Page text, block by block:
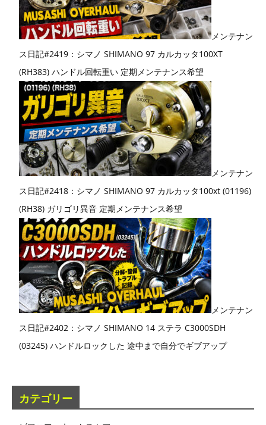
メンテナン
ス日記#2419：シマノ SHIMANO 97 カルカッタ100XT
(RH383) ハンドル回転重い 定期メンテナンス希望
メンテナン
ス日記#2418：シマノ SHIMANO 97 カルカッタ100xt (01196)
(RH38) ガリゴリ異音 定期メンテナンス希望
メンテナン
ス日記#2402：シマノ SHIMANO 14 ステラ C3000SDH
(03245) ハンドルロックした 途中まで自分でギブアップ
カテゴリー